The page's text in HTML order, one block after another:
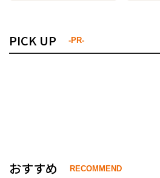
PICK UP -PR-
おすすめ RECOMMEND